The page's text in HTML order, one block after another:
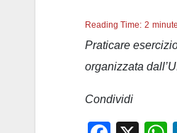
Reading Time: 2
Praticare
organizzata
Condividi